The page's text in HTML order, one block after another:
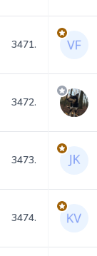
3471.
3472.
3473.
3474.